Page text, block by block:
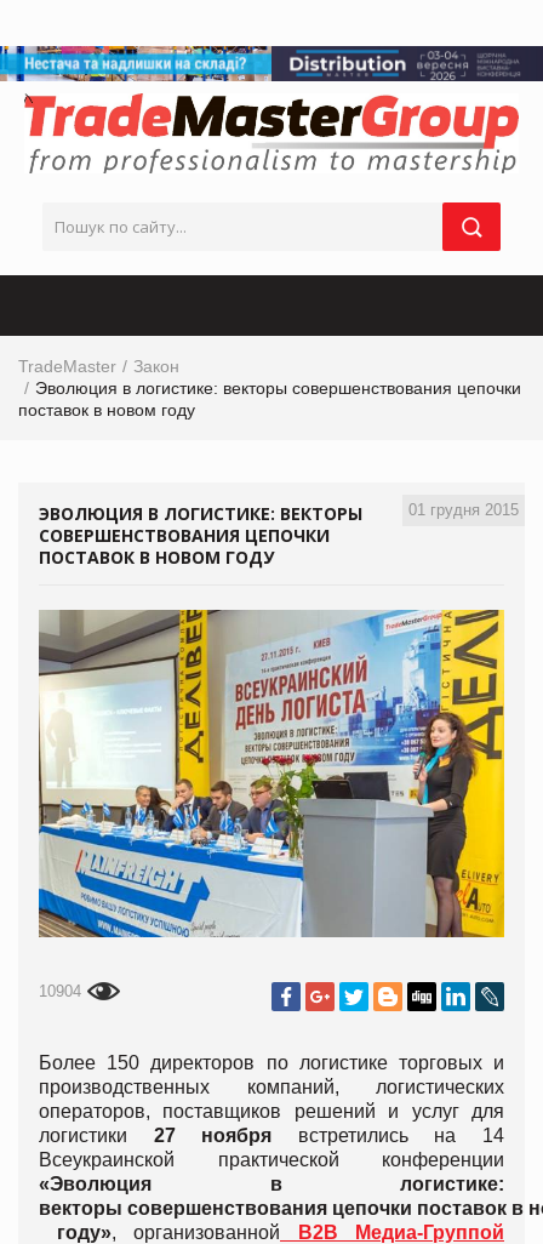
TradeMaster
Закон
Эволюция в логистике: векторы совершенствования цепочки
поставок в новом году
01 грудня 2015
ЭВОЛЮЦИЯ В ЛОГИСТИКЕ: ВЕКТОРЫ
СОВЕРШЕНСТВОВАНИЯ ЦЕПОЧКИ
ПОСТАВОК В НОВОМ ГОДУ
10904
Более 150 директоров по логистике торговых и
производственных компаний, логистических
операторов, поставщиков решений и услуг для
логистики 27 ноября встретились на 14
Всеукраинской практической конференции
«Эволюция в логистике:
векторы совершенствования цепочки поставок в
году», организованной В2В Медиа-Группой